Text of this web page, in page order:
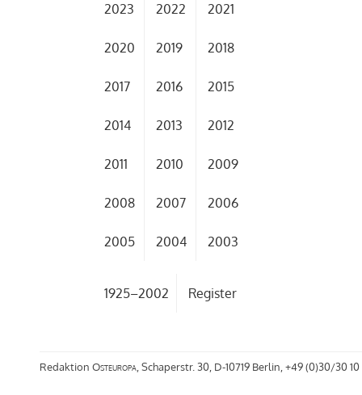
2023 2022 2021
2020 2019 2018
2017 2016 2015
2014 2013 2012
2011 2010 2009
2008 2007 2006
2005 2004 2003
1925–2002 Register
Redaktion Osteuropa, Schaperstr. 30, D-10719 Berlin, +49 (0)30/30